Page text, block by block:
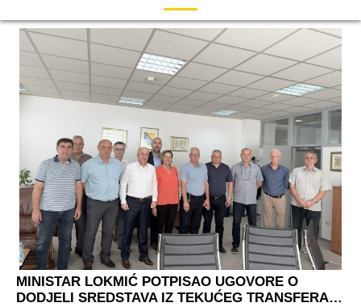
MINISTAR LOKMIĆ POTPISAO UGOVORE O
DODJELI SREDSTAVA IZ TEKUĆEG TRANSFERA…